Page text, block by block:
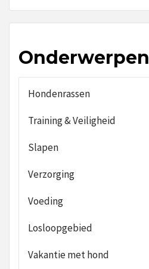
Onderwerpen
Hondenrassen
Training & Veiligheid
Slapen
Verzorging
Voeding
Losloopgebied
Vakantie met hond